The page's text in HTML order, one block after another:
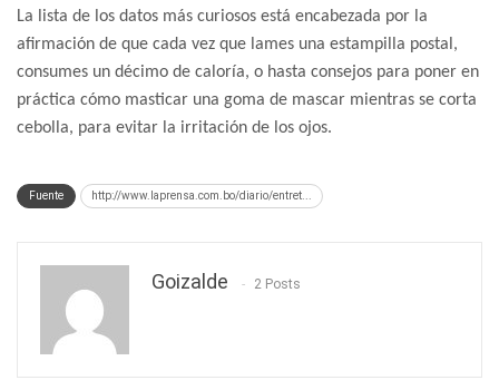
La lista de los datos más curiosos está encabezada por la
afirmación de que cada vez que lames una estampilla postal,
consumes un décimo de caloría, o hasta consejos para poner en
práctica cómo masticar una goma de mascar mientras se corta
cebolla, para evitar la irritación de los ojos.
Fuente http://www.laprensa.com.bo/diario/entret...
Goizalde 2 Posts